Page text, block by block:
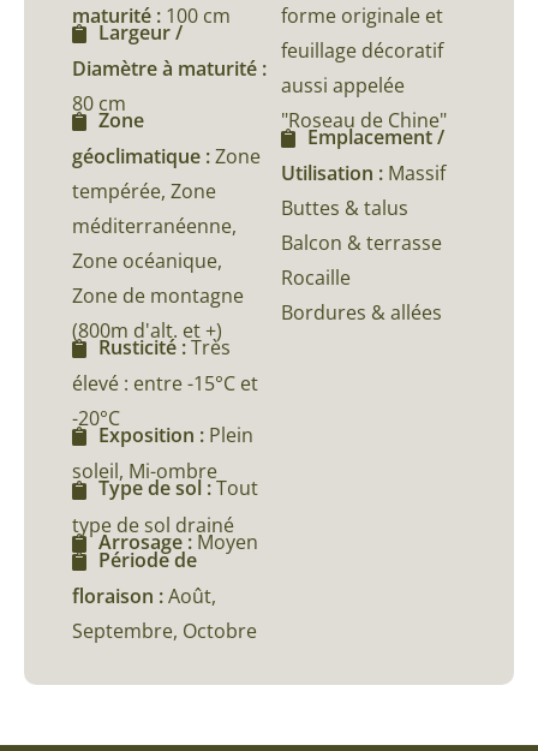
maturité : 100 cm
Largeur /
Diamètre à maturité :
80 cm
Zone
géoclimatique :Zone
tempérée, Zone
méditerranéenne,
Zone océanique,
Zone de montagne
(800m d'alt. et +)
Rusticité :Très
élevé : entre -15°C et
-20°C
Exposition : Plein
soleil, Mi-ombre
Type de sol :Tout
type de sol drainé
Arrosage :Moyen
Période de
floraison :Août,
Septembre, Octobre
forme originale et
feuillage décoratif
aussi appelée
"Roseau de Chine"
Emplacement /
Utilisation : Massif
Buttes & talus
Balcon & terrasse
Rocaille
Bordures & allées